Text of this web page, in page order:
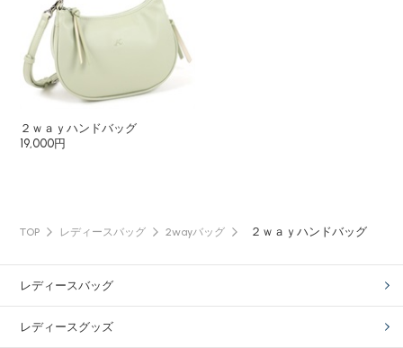
２ｗａｙハンドバッグ
19,000円
TOP レディースバッグ 2wayバッグ ２ｗａｙハンドバッグ
レディースバッグ
レディースグッズ